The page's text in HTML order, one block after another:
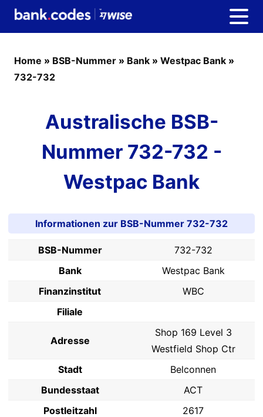
Home » BSB-Nummer » Bank » Westpac Bank »
732-732
Australische BSB-
Nummer 732-732 -
Westpac Bank
Informationen zur BSB-Nummer 732-732
BSB-Nummer
732-732
Bank
Westpac Bank
Finanzinstitut
WBC
Filiale
Adresse
Shop 169 Level 3
Westfield Shop Ctr
Stadt
Belconnen
Bundesstaat
ACT
Postleitzahl
2617